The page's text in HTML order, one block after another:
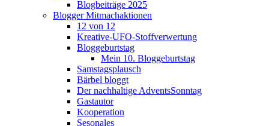
Blogbeiträge 2025
Blogger Mitmachaktionen
12 von 12
Kreative-UFO-Stoffverwertung
Bloggeburtstag
Mein 10. Bloggeburtstag
Samstagsplausch
Bärbel bloggt
Der nachhaltige AdventsSonntag
Gastautor
Kooperation
Sesonales